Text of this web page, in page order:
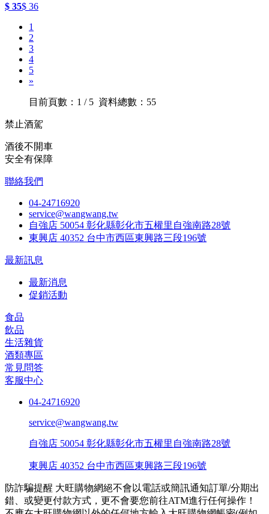
$ 35$ 36
1
2
3
4
5
»
目前頁數：1 / 5 資料總數：55
禁止酒駕
酒後不開車
安全有保障
聯絡我們
04-24716920
service@wangwang.tw
自強店 50054 彰化縣彰化市五權里自強南路28號
東興店 40352 台中市西區東興路三段196號
最新訊息
最新消息
促銷活動
食品
飲品
生活雜貨
酒類專區
常見問答
客服中心
04-24716920
service@wangwang.tw
自強店 50054 彰化縣彰化市五權里自強南路28號
東興店 40352 台中市西區東興路三段196號
防詐騙提醒 大旺購物網絕不會以電話或簡訊通知訂單/分期出
錯、或變更付款方式，更不會要您前往ATM進行任何操作！